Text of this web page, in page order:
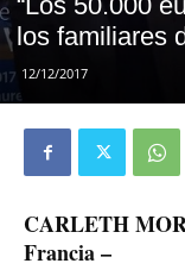
los familiares
12/12/2017
CARLETH
Francia –